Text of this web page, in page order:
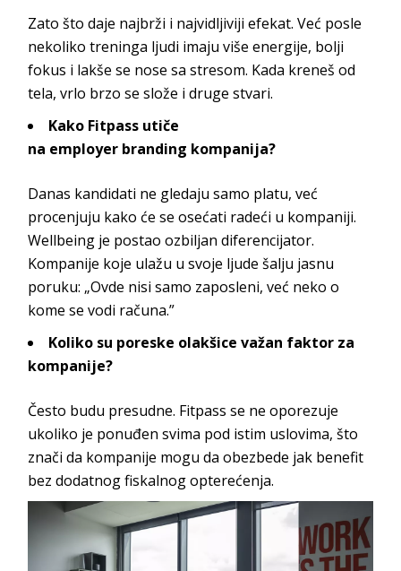
Zato što daje najbrži i najvidljiviji efekat. Već posle
nekoliko treninga ljudi imaju više energije, bolji
fokus i lakše se nose sa stresom. Kada kreneš od
tela, vrlo brzo se slože i druge stvari.
Kako Fitpass utiče
na employer branding kompanija?
Danas kandidati ne gledaju samo platu, već
procenjuju kako će se osećati radeći u kompaniji.
Wellbeing je postao ozbiljan diferencijator.
Kompanije koje ulažu u svoje ljude šalju jasnu
poruku: „Ovde nisi samo zaposleni, već neko o
kome se vodi računa.”
Koliko su poreske olakšice važan faktor za
kompanije?
Često budu presudne. Fitpass se ne oporezuje
ukoliko je ponuđen svima pod istim uslovima, što
znači da kompanije mogu da obezbede jak benefit
bez dodatnog fiskalnog opterećenja.